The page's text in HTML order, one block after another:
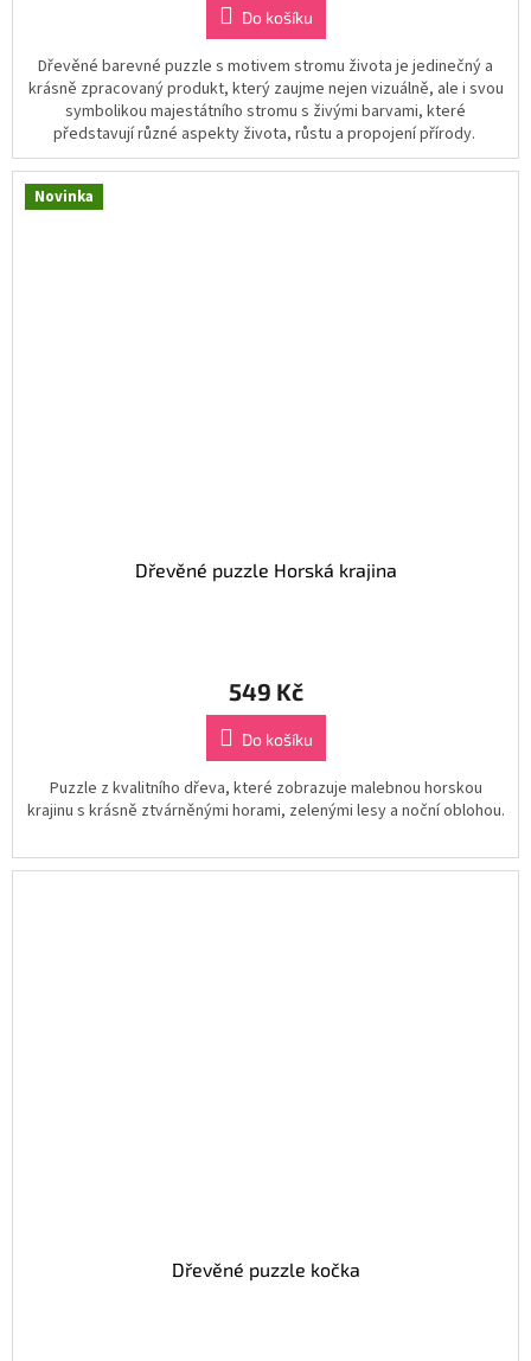
Do košíku
Dřevěné barevné puzzle s motivem stromu života je jedinečný a
krásně zpracovaný produkt, který zaujme nejen vizuálně, ale i svou
symbolikou majestátního stromu s živými barvami, které
představují různé aspekty života, růstu a propojení přírody.
Novinka
Dřevěné puzzle Horská krajina
549 Kč
Do košíku
Puzzle z kvalitního dřeva, které zobrazuje malebnou horskou
krajinu s krásně ztvárněnými horami, zelenými lesy a noční oblohou.
Dřevěné puzzle kočka